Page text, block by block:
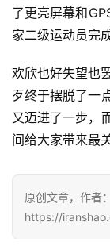
了更亮屏幕和
家二级运动员完
欢欣也好失望也
歹终于摆脱了一
又迈进了一步，
间给大家带来最
原创文章，作者
https://